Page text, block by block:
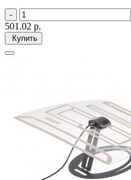
501.02 р.
Купить